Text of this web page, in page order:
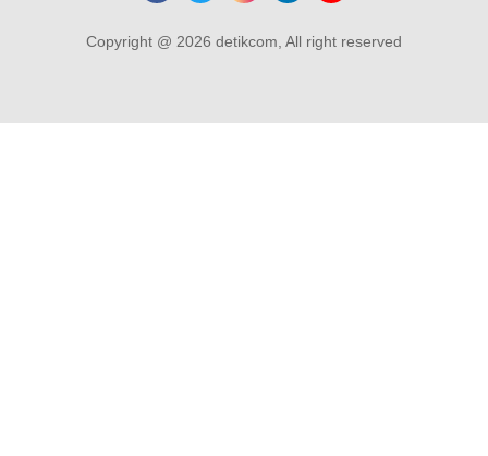
Copyright @ 2026 detikcom, All right reserved